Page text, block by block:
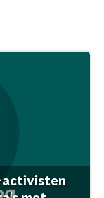
activisten